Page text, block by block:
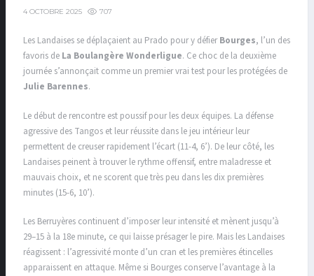
4 OCTOBRE 2025 707
Les Landaises se déplaçaient au Prado pour y défierBourges, l’un des
favoris de La Boulangère Wonderligue. Ce choc de la deuxième
journée s’annonçait comme un premier vrai test pour les protégées de
Julie Barennes.
Le début de rencontre est poussif pour les deux équipes. La défense
agressive des Tangos et leur réussite dans le jeu intérieur leur
permettent de creuser rapidement l’écart (11-4, 6’). De leur côté, les
Landaises peinent à trouver le rythme offensif, entre maladresse et
mauvais choix, et ne scorent que très peu dans les dix premières
minutes (15-6, 10’).
Les Berruyères continuent d’imposer leur intensité et mènent jusqu’à
29–15 à la 18e minute, ce qui laisse présager le pire. Mais les Landaises
réagissent : l’agressivité monte d’un cran et les premières étincelles
apparaissent en attaque. Même si Bourges conserve l’avantage à la